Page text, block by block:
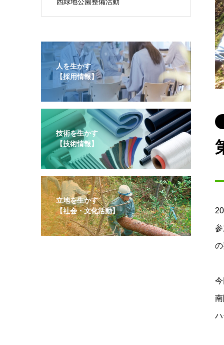
人を生かす
【採用情報】
技術を生かす
【技術情報】
立地を生かす
【社会・文化活動】